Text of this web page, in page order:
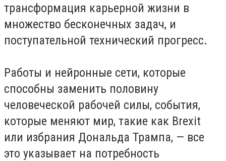
трансформация карьерной жизни в
множество бесконечных задач, и
поступательной технический прогресс.
Работы и нейронные сети, которые
способны заменить половину
человеческой рабочей силы, события,
которые меняют мир, такие как Brexit
или избрания Дональда Трампа, — все
это указывает на потребность